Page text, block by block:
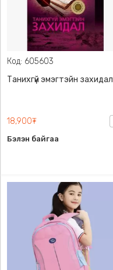
Код: 605603
Танихгүй эмэгтэйн захидал
18,900₮
Бэлэн байгаа